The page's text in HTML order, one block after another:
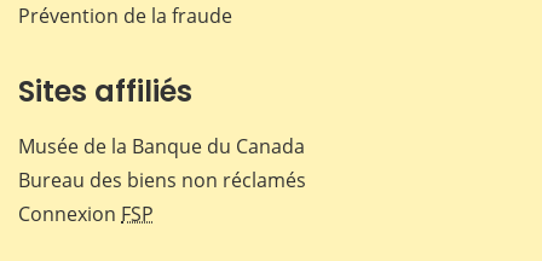
Prévention de la fraude
Sites affiliés
Musée de la Banque du Canada
Bureau des biens non réclamés
Connexion FSP